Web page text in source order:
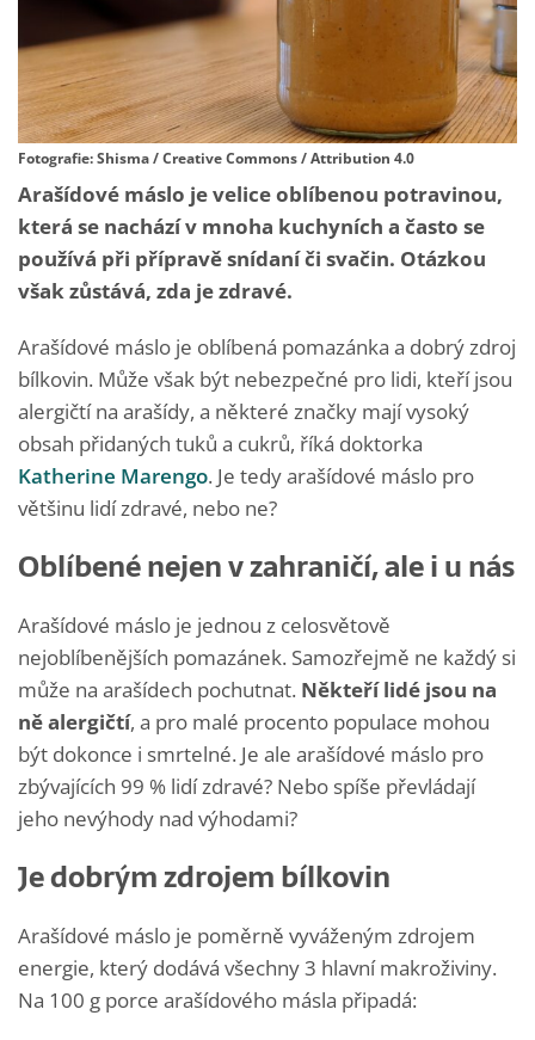
Fotografie: Shisma / Creative Commons / Attribution 4.0
Arašídové máslo je velice oblíbenou potravinou,
která se nachází v mnoha kuchyních a často se
používá při přípravě snídaní či svačin. Otázkou
však zůstává, zda je zdravé.
Arašídové máslo je oblíbená pomazánka a dobrý zdroj
bílkovin. Může však být nebezpečné pro lidi, kteří jsou
alergičtí na arašídy, a některé značky mají vysoký
obsah přidaných tuků a cukrů, říká doktorka
Katherine Marengo. Je tedy arašídové máslo pro
většinu lidí zdravé, nebo ne?
Oblíbené nejen v zahraničí, ale i u nás
Arašídové máslo je jednou z celosvětově
nejoblíbenějších pomazánek. Samozřejmě ne každý si
může na arašídech pochutnat. Někteří lidé jsou na
ně alergičtí, a pro malé procento populace mohou
být dokonce i smrtelné. Je ale arašídové máslo pro
zbývajících 99 % lidí zdravé? Nebo spíše převládají
jeho nevýhody nad výhodami?
Je dobrým zdrojem bílkovin
Arašídové máslo je poměrně vyváženým zdrojem
energie, který dodává všechny 3 hlavní makroživiny.
Na 100 g porce arašídového másla připadá: